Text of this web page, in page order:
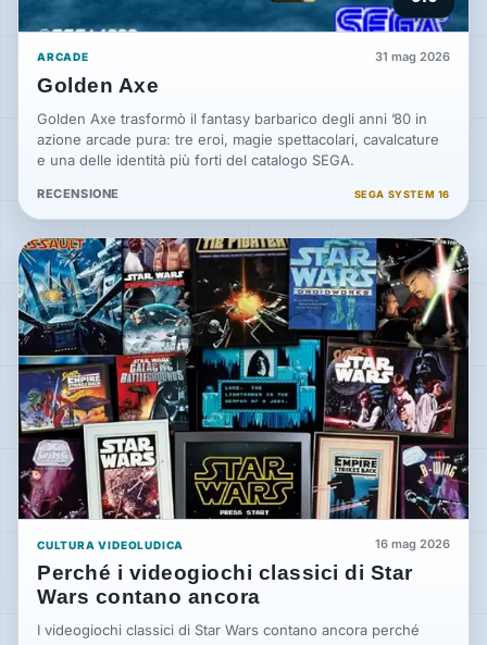
ARCADE 31 mag 2026
Golden Axe
Golden Axe trasformò il fantasy barbarico degli anni ’80 in
azione arcade pura: tre eroi, magie spettacolari, cavalcature
e una delle identità più forti del catalogo SEGA.
RECENSIONE SEGA SYSTEM 16
CULTURA VIDEOLUDICA 16 mag 2026
Perché i videogiochi classici di Star
Wars contano ancora
I videogiochi classici di Star Wars contano ancora perché